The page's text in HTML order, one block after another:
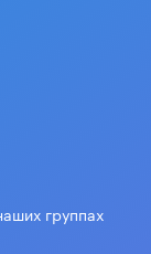
группах